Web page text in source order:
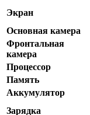
Экран
Основная камера
Фронтальная
камера
Процессор
Память
Аккумулятор
Зарядка